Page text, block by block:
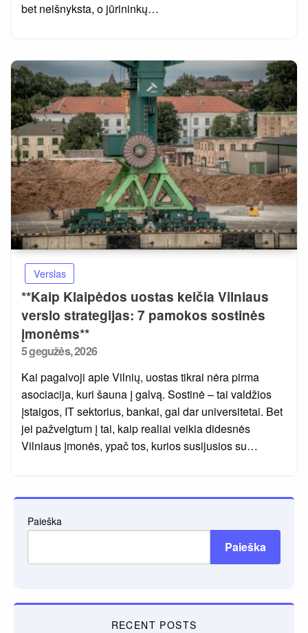
bet neišnyksta, o jūrininkų…
Verslas
**Kaip Klaipėdos uostas keičia Vilniaus
verslo strategijas: 7 pamokos sostinės
įmonėms**
Posted
5 gegužės, 2026
Kai pagalvoji apie Vilnių, uostas tikrai nėra pirma
asociacija, kuri šauna į galvą. Sostinė – tai valdžios
įstaigos, IT sektorius, bankai, gal dar universitetai. Bet
jei pažvelgtum į tai, kaip realiai veikia didesnės
Vilniaus įmonės, ypač tos, kurios susijusios su…
Paieška
Paieška
RECENT POSTS